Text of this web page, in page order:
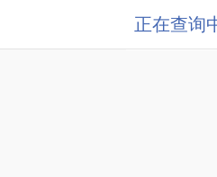
正在查询